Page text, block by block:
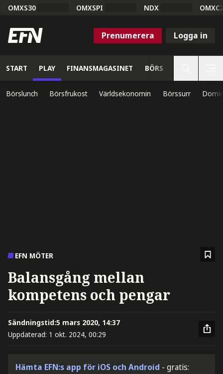
OMXS30 OMXSPI NDX
Prenumerera Logga in
START PLAY FINANSMAGASINET BÖRS
Börslunch Börsfrukost Världsekonomin Börssurr
EFN MÖTER
Balansgång mellan
kompetens och pengar
Sändningstid:5 mars 2020, 14:37
Uppdaterad: 1 okt. 2024, 00:29
Hämta EFN:s app för iOS och Android - gratis: